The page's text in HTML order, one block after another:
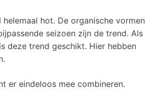
hot. De organische vormen
seizoen zijn de trend. Als
deze trend geschikt. Hier hebben
er eindeloos mee combineren.